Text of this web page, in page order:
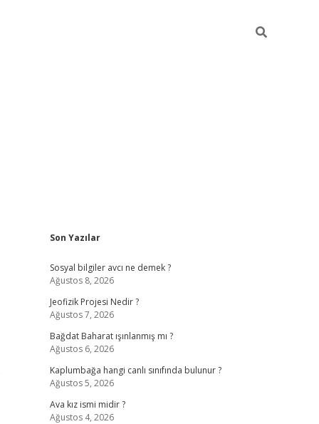
Sidebar
Son Yazılar
Sosyal bilgiler avcı ne demek ?
Ağustos 8, 2026
Jeofizik Projesi Nedir ?
Ağustos 7, 2026
Bağdat Baharat ışınlanmış mı ?
Ağustos 6, 2026
Kaplumbağa hangi canlı sınıfında bulunur ?
Ağustos 5, 2026
Ava kız ismi midir ?
Ağustos 4, 2026